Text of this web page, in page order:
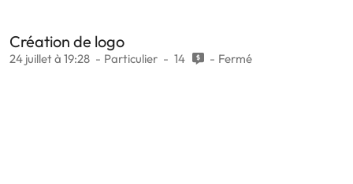
Création de logo
24 juillet à 19:28 Particulier 14 Fermé